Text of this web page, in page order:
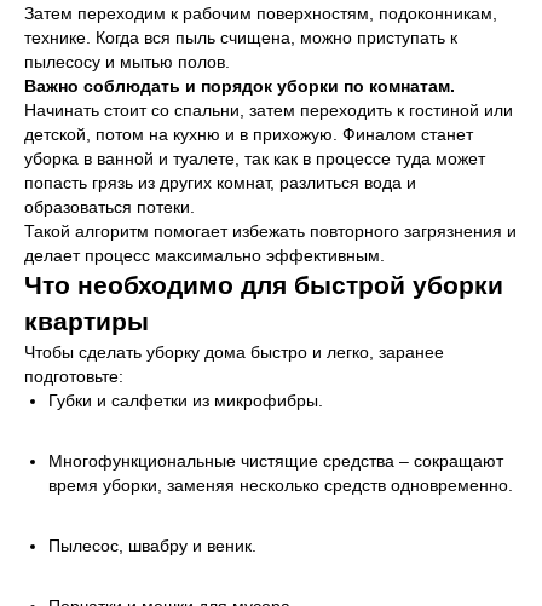
Затем переходим к рабочим поверхностям, подоконникам,
технике. Когда вся пыль счищена, можно приступать к
пылесосу и мытью полов.
Важно соблюдать и порядок уборки по комнатам.
Начинать стоит со спальни, затем переходить к гостиной или
детской, потом на кухню и в прихожую. Финалом станет
уборка в ванной и туалете, так как в процессе туда может
попасть грязь из других комнат, разлиться вода и
образоваться потеки.
Такой алгоритм помогает избежать повторного загрязнения и
делает процесс максимально эффективным.
Что необходимо для быстрой уборки
квартиры
Чтобы сделать уборку дома быстро и легко, заранее
подготовьте:
Губки и салфетки из микрофибры.
Многофункциональные чистящие средства – сокращают
время уборки, заменяя несколько средств одновременно.
Пылесос, швабру и веник.